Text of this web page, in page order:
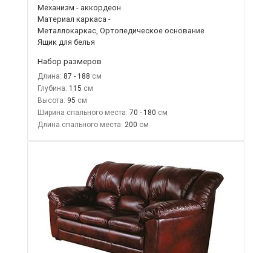
Механизм - аккордеон
Материал каркаса -
Металлокаркас, Ортопедическое основание
Ящик для белья
Набор размеров
Длина: 87 - 188
Глубина: 115
Высота: 95
Ширина спального места: 70 - 180
Длина спального места: 200